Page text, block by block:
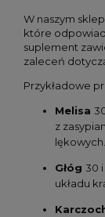
W naszym
które
suplement
zaleceń
Przykładowe
Melisa
z
lękowych.
Głóg 30
układu